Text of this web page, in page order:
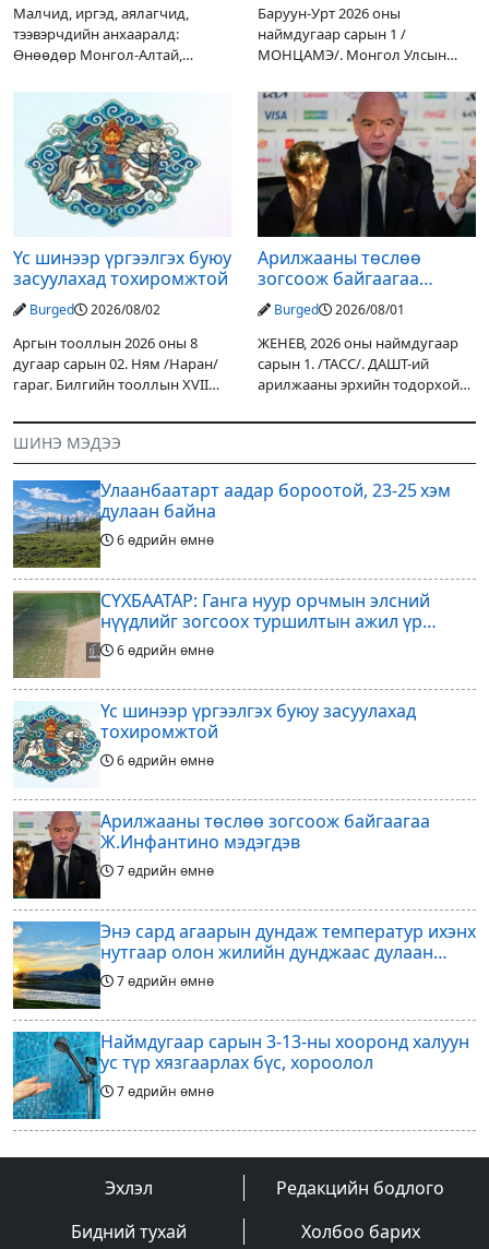
Малчид, иргэд, аялагчид,
тээвэрчдийн анхааралд:
Өнөөдөр Монгол-Алтай,
уулархаг нутгаар бороо, дуу
цахилгаантай аадар бороо
орох тул голуудын усны
түвшин нэмэгдэх, нөөлөг
Баруун-Урт 2026 оны
наймдугаар сарын 1 /
МОНЦАМЭ/. Монгол Улсын
Дарьгангын Ганга нуурыг
сэргээн, хамгаалах төслийг
улсын төсвийн хөрөнгө
оруулалтаар хийж буй.
Төслийн
Үс шинээр үргээлгэх буюу
засуулахад тохиромжтой
Burged 2026/08/02
Аргын тооллын 2026 оны 8
дугаар сарын 02. Ням /Наран/
гараг. Билгийн тооллын XVII
гал Морин жилийн Зуны адаг
хөхөгчин хонь сарын шинийн
19, Адъяа /Асралт/
Арилжааны төслөө
зогсоож байгаагаа
Ж.Инфантино мэдэгдэв
Burged 2026/08/01
ЖЕНЕВ, 2026 оны наймдугаар
сарын 1. /ТАСС/. ДАШТ-ий
арилжааны эрхийн тодорхой
оруулагчдад худалдах
шийдвэрлэснээ ФИФА-гийн
ерөнхийлөгч Жанни
ШИНЭ МЭДЭЭ
Улаанбаатарт аадар бороотой, 23-25 хэм
дулаан байна
6 өдрийн өмнө
СҮХБААТАР: Ганга нуур орчмын элсний
нүүдлийг зогсоох туршилтын ажил үр
дүнгээ өгч эхэлжээ
6 өдрийн өмнө
Үс шинээр үргээлгэх буюу засуулахад
тохиромжтой
6 өдрийн өмнө
Арилжааны төслөө зогсоож байгаагаа
Ж.Инфантино мэдэгдэв
7 өдрийн өмнө
Энэ сард агаарын дундаж температур ихэнх
нутгаар олон жилийн дунджаас дулаан
байна
7 өдрийн өмнө
Наймдугаар сарын 3-13-ны хооронд халуун
ус түр хязгаарлах бүс, хороолол
7 өдрийн өмнө
Үс шинээр үргээлгэх буюу засуулахад
Эхлэл
Редакцийн бодлого
Бидний тухай
Холбоо барих